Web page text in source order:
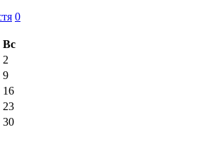
0
Вс
2
9
16
23
30